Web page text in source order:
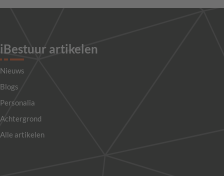
iBestuur artikelen
Nieuws
Blogs
Personalia
Achtergrond
Alle artikelen